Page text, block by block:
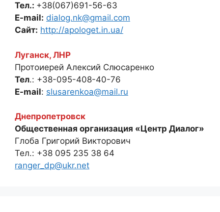
Тел.: +38(067)691-56-63
E-mail: dialog.nk@gmail.com
Сайт: http://apologet.in.ua/
Луганск, ЛНР
Протоиерей Алексий Слюсаренко
Тел.: +38-095-408-40-76
E-mail: slusarenkoa@mail.ru
Днепропетровск
Общественная организация «Центр Диалог»
Глоба Григорий Викторович
Тел.: +38 095 235 38 64
ranger_dp@ukr.net